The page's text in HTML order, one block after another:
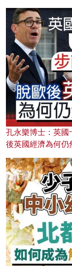
孔永樂博士：英國
後英國經濟為何仍